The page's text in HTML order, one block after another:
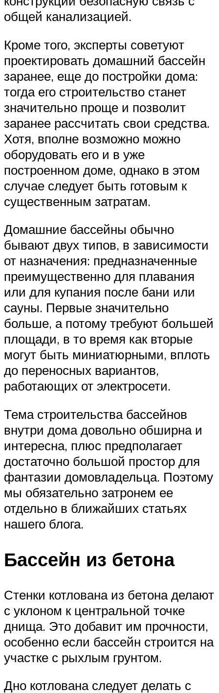
общей канализацией.
Кроме того, эксперты советуют
проектировать домашний бассейн
заранее, еще до постройки дома:
тогда его строительство станет
значительно проще и позволит
заранее рассчитать свои средства.
Хотя, вполне возможно можно
оборудовать его и в уже
построенном доме, однако в этом
случае следует быть готовым к
существенным затратам.
Домашние бассейны обычно
бывают двух типов, в зависимости
от назначения: предназначенные
преимущественно для плавания
или для купания после бани или
сауны. Первые значительно
больше, а потому требуют большей
площади, в то время как вторые
могут быть миниатюрными, вплоть
до переносных вариантов,
работающих от электросети.
Тема строительства бассейнов
внутри дома довольно обширна и
интересна, плюс предполагает
достаточно большой простор для
фантазии домовладельца. Поэтому
мы обязательно затронем ее
отдельно в ближайших статьях
нашего блога.
Бассейн из бетона
Стенки котлована из бетона делают
с уклоном к центральной точке
днища. Это добавит им прочности,
особенно если бассейн строится на
участке с рыхлым грунтом.
Дно котлована следует делать с